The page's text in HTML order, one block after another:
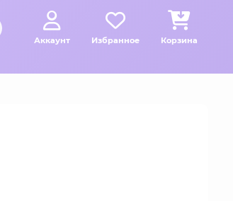
Аккаунт Избранное Корзина